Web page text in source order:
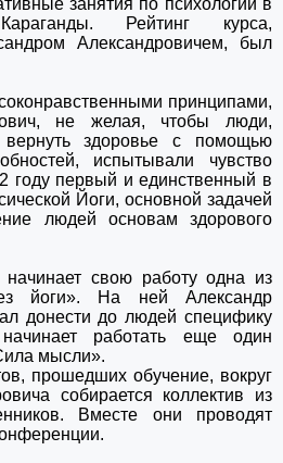
занятия по психологии в
Рейтинг курса,
Александровичем, был
принципами,
не желая, чтобы люди,
здоровье с помощью
испытывали чувство
году первый и единственный в
Йоги, основной задачей
людей основам здорового
свою работу одна из
йоги». На ней Александр
донести до людей специфику
работать еще один
мысли».
прошедших обучение, вокруг
собирается коллектив из
Вместе они проводят